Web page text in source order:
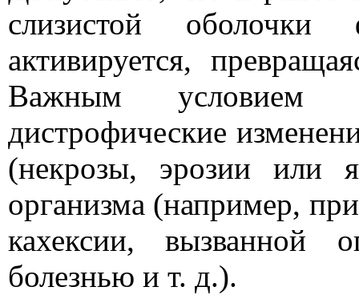
слизистой оболочки
активируется,
Важным условием
дистрофические
(некрозы, эрозии или
организма (например,
кахексии, вызванной
болезнью и т. д.).